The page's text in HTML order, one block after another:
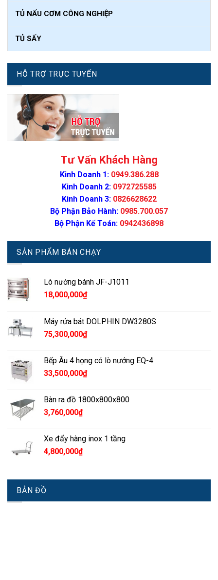
TỦ NẤU CƠM CÔNG NGHIỆP
TỦ SẤY
HỖ TRỢ TRỰC TUYẾN
Tư Vấn Khách Hàng
Kinh Doanh 1: 0949.386.288
Kinh Doanh 2: 0972725585
Kinh Doanh 3: 0826628622
Bộ Phận Bảo Hành: 0985.700.057
Bộ Phận Kế Toán: 0942436898
SẢN PHẨM BÁN CHẠY
Lò nướng bánh JF-J1011
18,000,000₫
Máy rửa bát DOLPHIN DW3280S
75,300,000₫
Bếp Âu 4 họng có lò nướng EQ-4
33,500,000₫
Bàn ra đồ 1800x800x800
3,760,000₫
Xe đẩy hàng inox 1 tầng
4,800,000₫
BẢN ĐỒ